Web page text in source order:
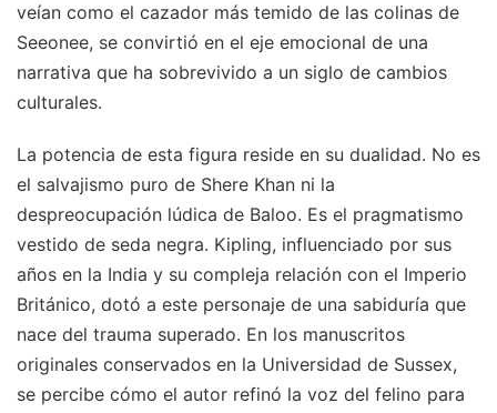
veían como el cazador más temido de las colinas de
Seeonee, se convirtió en el eje emocional de una
narrativa que ha sobrevivido a un siglo de cambios
culturales.
La potencia de esta figura reside en su dualidad. No es
el salvajismo puro de Shere Khan ni la
despreocupación lúdica de Baloo. Es el pragmatismo
vestido de seda negra. Kipling, influenciado por sus
años en la India y su compleja relación con el Imperio
Británico, dotó a este personaje de una sabiduría que
nace del trauma superado. En los manuscritos
originales conservados en la Universidad de Sussex,
se percibe cómo el autor refinó la voz del felino para